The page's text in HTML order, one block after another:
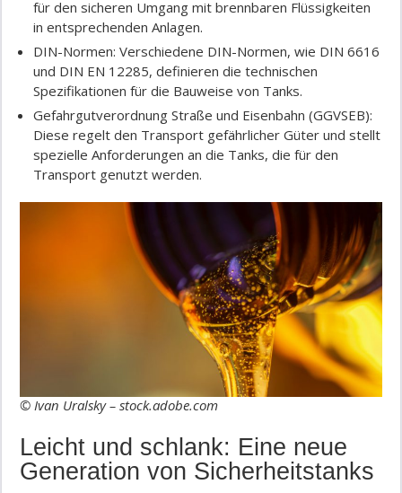
für den sicheren Umgang mit brennbaren Flüssigkeiten
in entsprechenden Anlagen.
DIN-Normen: Verschiedene DIN-Normen, wie DIN 6616
und DIN EN 12285, definieren die technischen
Spezifikationen für die Bauweise von Tanks.
Gefahrgutverordnung Straße und Eisenbahn (GGVSEB):
Diese regelt den Transport gefährlicher Güter und stellt
spezielle Anforderungen an die Tanks, die für den
Transport genutzt werden.
© Ivan Uralsky – stock.adobe.com
Leicht und schlank: Eine neue
Generation von Sicherheitstanks